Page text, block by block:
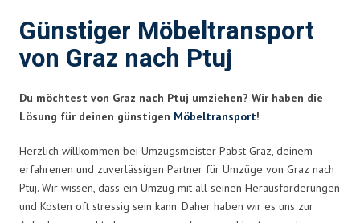
Günstiger Möbeltransport
von Graz nach Ptuj
Du möchtest von Graz nach Ptuj umziehen? Wir haben die
Lösung für deinen günstigen Möbeltransport!
Herzlich willkommen bei Umzugsmeister Pabst Graz, deinem
erfahrenen und zuverlässigen Partner für Umzüge von Graz nach
Ptuj. Wir wissen, dass ein Umzug mit all seinen Herausforderungen
und Kosten oft stressig sein kann. Daher haben wir es uns zur